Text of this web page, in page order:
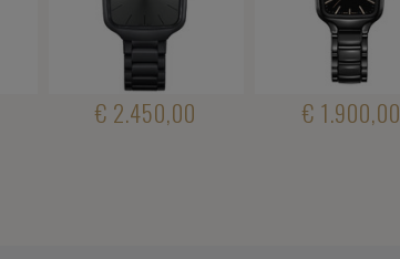
€ 2.450,00 € 1.900,00